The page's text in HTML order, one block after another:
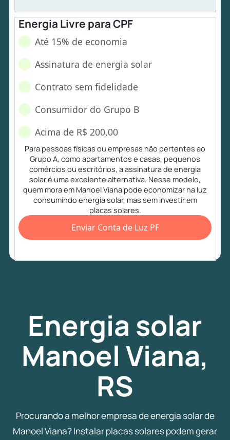
Energia Livre para CPF
Até 15% de economia
Assinatura de energia solar
Contrato sem fidelidade
Consumidor do Grupo B
Acima de R$ 200,00
Para pessoas físicas ou empresas não pertentes ao
Grupo A, como apartamentos e casas, pequenos
comércios ou escritórios, a assinatura de energia
solar é uma excelente alternativa. Nesse modelo,
quem mora em Manoel Viana pode economizar na luz
consumindo energia solar, mas sem investir em
placas solares.
Enviar Conta de Luz PF
Energia solar
Manoel Viana,
RS
Procurando a melhor empresa de energia solar de
Manoel Viana? Instalar placas solares podem gerar